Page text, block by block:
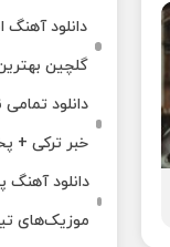
دانلود
گلچین
دانلود
خبر ترکی +
دانلود
موزیک‌های